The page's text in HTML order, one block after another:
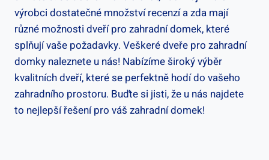
výrobci dostatečné množství recenzí a zda mají
různé možnosti dveří pro zahradní domek, které
splňují vaše požadavky. Veškeré dveře pro zahradní
domky naleznete u nás! Nabízíme široký výběr
kvalitních dveří, které se perfektně hodí do vašeho
zahradního prostoru. Buďte si jisti, že u nás najdete
to nejlepší řešení pro váš zahradní domek!